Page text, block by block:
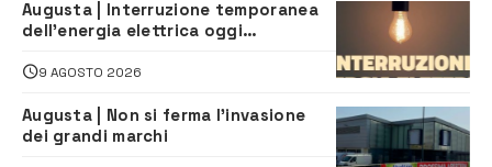
Augusta | Interruzione temporanea
dell’energia elettrica oggi
lavori
9 AGOSTO 2026
Augusta | Non si ferma l’invasione
dei grandi marchi